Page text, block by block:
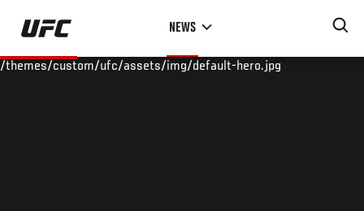
Skip
main
NEWS
/themes/custom/ufc/assets/img/default-hero.jpg